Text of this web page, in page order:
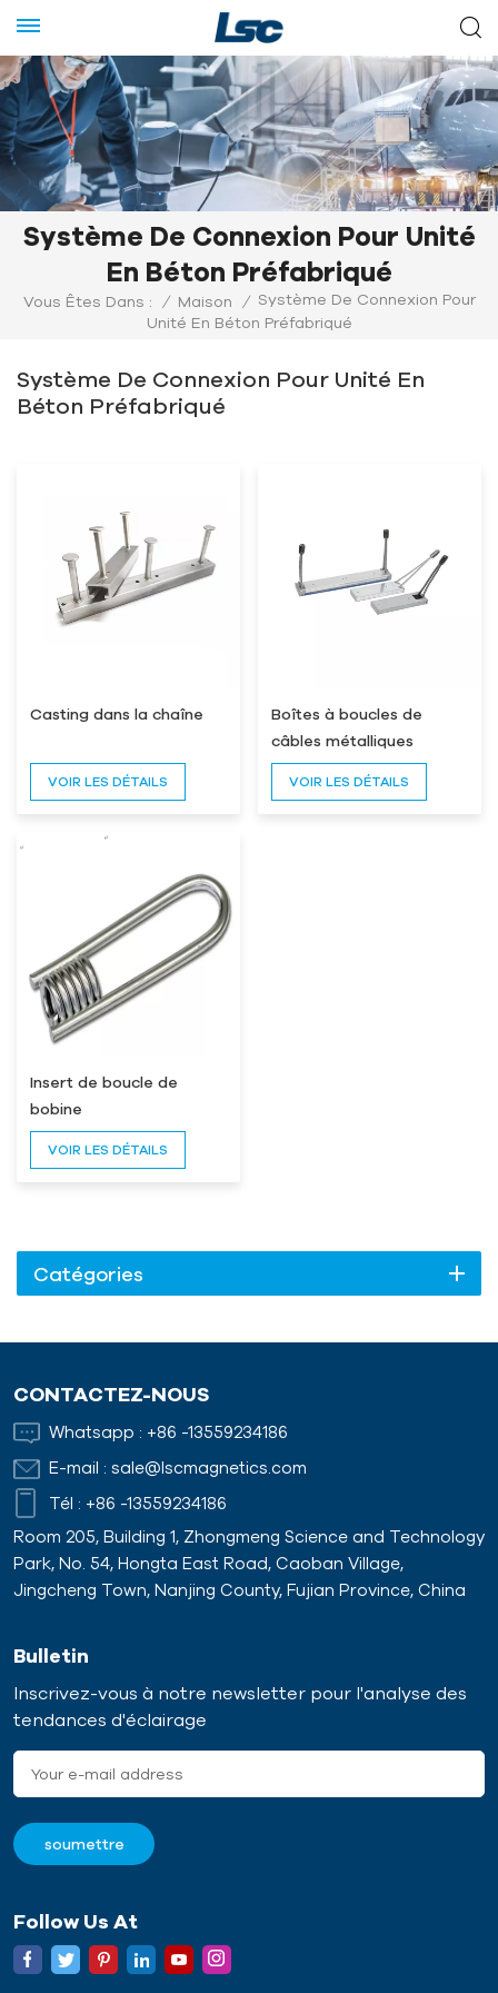
Système De Connexion Pour Unité
En Béton Préfabriqué
Vous Êtes Dans : / Maison /
Système De Connexion Pour
Unité En Béton Préfabriqué
Système De Connexion Pour Unité En
Béton Préfabriqué
Casting dans la chaîne
VOIR LES DÉTAILS
Boîtes à boucles de
câbles métalliques
VOIR LES DÉTAILS
Insert de boucle de
bobine
VOIR LES DÉTAILS
Catégories
CONTACTEZ-NOUS
Whatsapp : +86 -13559234186
E-mail : sale@lscmagnetics.com
Tél : +86 -13559234186
Room 205, Building 1, Zhongmeng Science and Technology
Park, No. 54, Hongta East Road, Caoban Village,
Jingcheng Town, Nanjing County, Fujian Province, China
Bulletin
Inscrivez-vous à notre newsletter pour l'analyse des
tendances d'éclairage
Follow Us At